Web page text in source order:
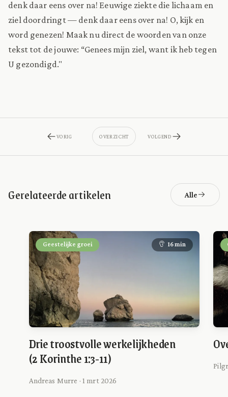
denk daar eens over na! Eeuwige ziekte die lichaam en
ziel doordringt — denk daar eens over na! O, kijk en
word genezen! Maak nu direct de woorden van onze
tekst tot de jouwe: “Genees mijn ziel, want ik heb tegen
U gezondigd."
VORIG OVERZICHT VOLGEND
Gerelateerde artikelen Alle
Geestelijke groei 16 min
Drie troostvolle werkelijkheden
(2 Korinthe 1:3-11)
Andreas Murre · 1 mrt 2026